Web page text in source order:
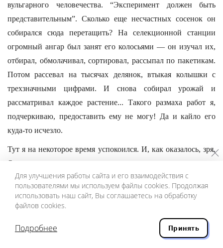
вульгарного человечества. “Эксперимент должен быть
представительным”. Сколько еще несчастных сосенок он
собирался сюда перетащить? На селекционной станции
огромный ангар был занят его колосьями — он изучал их,
отбирал, обмолачивал, сортировал, рассыпал по пакетикам.
Потом рассевал на тысячах делянок, втыкая колышки с
трехзначными цифрами. И снова собирал урожай и
рассматривал каждое растение... Такого размаха работ я,
подчеркиваю, предоставить ему не могу! Да и кайло его
куда-то исчезло.
Тут я на некоторое время успокоился. И, как оказалось, зря.
Отец вдруг стал уверенно клониться со стула вправо.
Перешел уже за границу равновесия!.. Нет. Ласково
потрепав кустистую зеленую травку, выросшую на большом
довольно участке перед домом, сумел вернуться в
— Перезимовала неплохо, — пробормотал он.
Для улучшения работы сайта и его взаимодействия с
пользователями мы используем файлы cookies. Продолжая
использовать наш сайт, Вы соглашаетесь на обработку
файлов cookies.
Подробнее Принять